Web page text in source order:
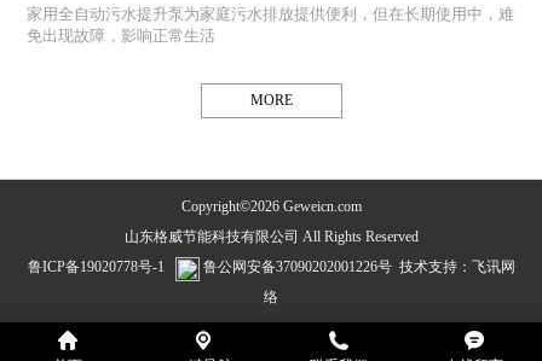
家用全自动污水提升泵为家庭污水排放提供便利，但在长期使用中，难
免出现故障，影响正常生活
MORE
Copyright©2026 Geweicn.com
山东格威节能科技有限公司 All Rights Reserved
鲁ICP备19020778号-1
鲁公网安备37090202001226号技术支持： 飞讯网
络